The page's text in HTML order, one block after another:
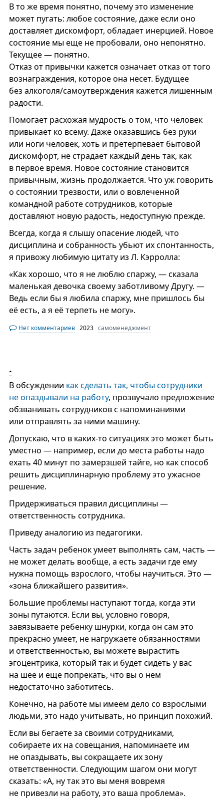
В то же время понятно, почему это изменение
может пугать: любое состояние, даже если оно
доставляет дискомфорт, обладает инерцией. Новое
состояние мы еще не пробовали, оно непонятно.
Текущее — понятно.
Отказ от привычки кажется означает отказ от того
вознаграждения, которое она несет. Будущее
без алкоголя/самоутверждения кажется лишенным
радости.
Помогает расхожая мудрость о том, что человек
привыкает ко всему. Даже оказавшись без руки
или ноги человек, хоть и претерпевает бытовой
дискомфорт, не страдает каждый день так, как
в первое время. Новое состояние становится
привычным, жизнь продолжается. Что уж говорить
о состоянии трезвости, или о вовлеченной
командной работе сотрудников, которые
доставляют новую радость, недоступную прежде.
Всегда, когда я слышу опасение людей, что
дисциплина и собранность убьют их спонтанность,
я привожу любимую цитату из Л. Кэрролла:
«Как хорошо, что я не люблю спаржу, — сказала
маленькая девочка своему заботливому Другу. —
Ведь если бы я любила спаржу, мне пришлось бы
её есть, а я её терпеть не могу».
Нет комментариев 2023 самоменеджмент
.
В обсуждении как сделать так, чтобы сотрудники
не опаздывали на работу, прозвучало предложение
обзванивать сотрудников с напоминаниями
или отправлять за ними машину.
Допускаю, что в каких-то ситуациях это может быть
уместно — например, если до места работы надо
ехать 40 минут по замерзшей тайге, но как способ
решить дисциплинарную проблему это ужасное
решение.
Придерживаться правил дисциплины —
ответственность сотрудника.
Приведу аналогию из педагогики.
Часть задач ребенок умеет выполнять сам, часть —
не может делать вообще, а есть задачи где ему
нужна помощь взрослого, чтобы научиться. Это —
«зона ближайшего развития».
Большие проблемы наступают тогда, когда эти
зоны путаются. Если вы, условно говоря,
завязываете ребенку шнурки, когда он сам это
прекрасно умеет, не нагружаете обязанностями
и ответственностью, вы можете вырастить
эгоцентрика, который так и будет сидеть у вас
на шее и еще попрекать, что вы о нем
недостаточно заботитесь.
Конечно, на работе мы имеем дело со взрослыми
людьми, это надо учитывать, но принцип похожий.
Если вы бегаете за своими сотрудниками,
собираете их на совещания, напоминаете им
не опаздывать, вы сокращаете их зону
ответственности. Следующим шагом они могут
сказать: «А, ну так это вы меня вовремя
не привезли на работу, это ваша проблема».